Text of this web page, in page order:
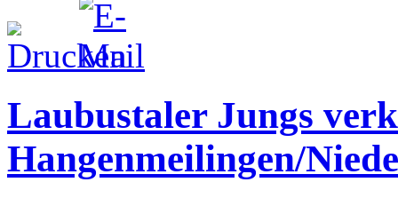
Laubustaler Jungs
Hangenmeilingen/